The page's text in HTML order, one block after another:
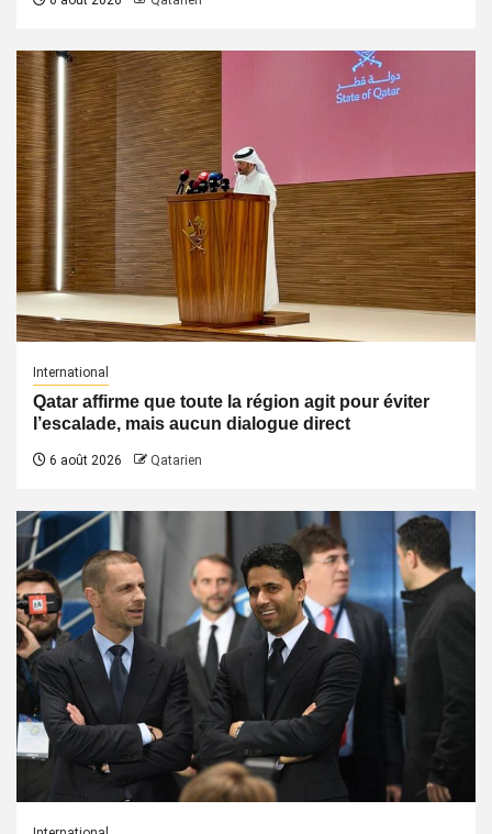
International
Qatar affirme que toute la région agit pour éviter
l’escalade, mais aucun dialogue direct
6 août 2026 Qatarien